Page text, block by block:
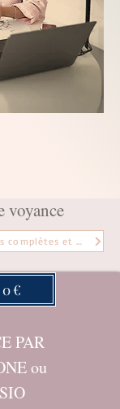
voyance
Découvrez mes prestations complètes et mes tarifs ici.
PAR
ou